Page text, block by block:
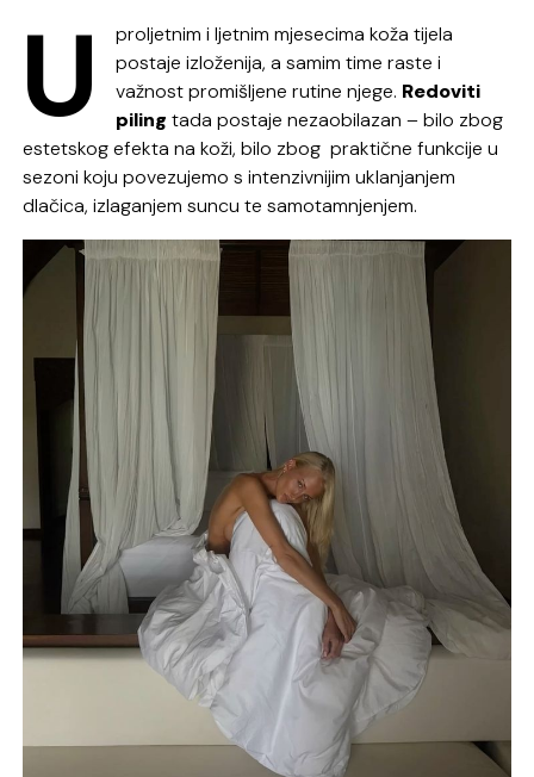
U
proljetnim i ljetnim mjesecima koža tijela
postaje izloženija, a samim time raste i
važnost promišljene rutine njege. Redoviti
piling tada postaje nezaobilazan – bilo zbog
estetskog efekta na koži, bilo zbog praktične funkcije u
sezoni koju povezujemo s intenzivnijim uklanjanjem
dlačica, izlaganjem suncu te samotamnjenjem.